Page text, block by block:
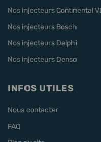
Nos injecteurs Continental
Nos injecteurs Bosch
Nos injecteurs Delphi
Nos injecteurs Denso
INFOS UTILES
Nous contacter
FAQ